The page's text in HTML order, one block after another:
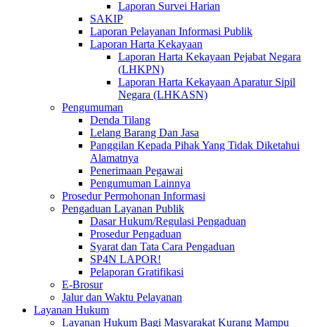
Laporan Survei Harian
SAKIP
Laporan Pelayanan Informasi Publik
Laporan Harta Kekayaan
Laporan Harta Kekayaan Pejabat Negara
(LHKPN)
Laporan Harta Kekayaan Aparatur Sipil
Negara (LHKASN)
Pengumuman
Denda Tilang
Lelang Barang Dan Jasa
Panggilan Kepada Pihak Yang Tidak Diketahui
Alamatnya
Penerimaan Pegawai
Pengumuman Lainnya
Prosedur Permohonan Informasi
Pengaduan Layanan Publik
Dasar Hukum/Regulasi Pengaduan
Prosedur Pengaduan
Syarat dan Tata Cara Pengaduan
SP4N LAPOR!
Pelaporan Gratifikasi
E-Brosur
Jalur dan Waktu Pelayanan
Layanan Hukum
Layanan Hukum Bagi Masyarakat Kurang Mampu